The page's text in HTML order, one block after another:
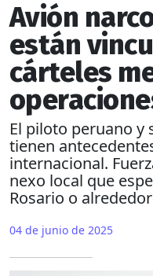
Avión
están
cárteles
El piloto peruano y
tienen
internacional.
nexo local que
Rosario o
04 de junio de 2025